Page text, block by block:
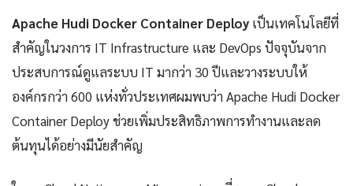
Apache Hudi Docker Container Deploy เป็นเทคโนโลยีที่
สำคัญในวงการ IT Infrastructure และ DevOps ปัจจุบันจาก
ประสบการณ์ดูแลระบบ IT มากว่า 30 ปีและวางระบบให้
องค์กรกว่า 600 แห่งทั่วประเทศผมพบว่า Apache Hudi Docker
Container Deploy ช่วยเพิ่มประสิทธิภาพการทำงานและลด
ต้นทุนได้อย่างมีนัยสำคัญ